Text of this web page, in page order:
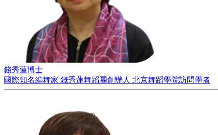
錢秀蓮博士
國際知名編舞家 錢秀蓮舞蹈團創辦人 北京舞蹈學院訪問學者